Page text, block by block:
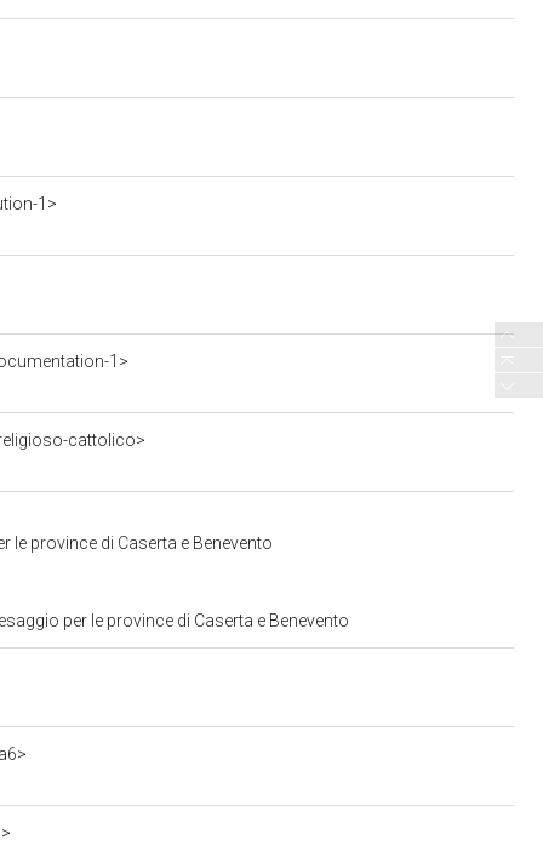
1>
1>
cattolico>
le province di Caserta e Benevento
per le province di Caserta e Benevento